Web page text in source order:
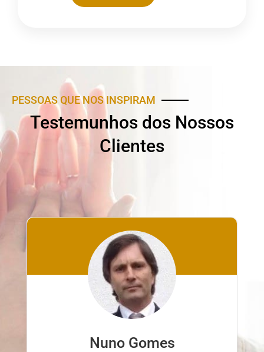
PESSOAS QUE NOS INSPIRAM
Testemunhos dos Nossos
Clientes
Nuno Gomes